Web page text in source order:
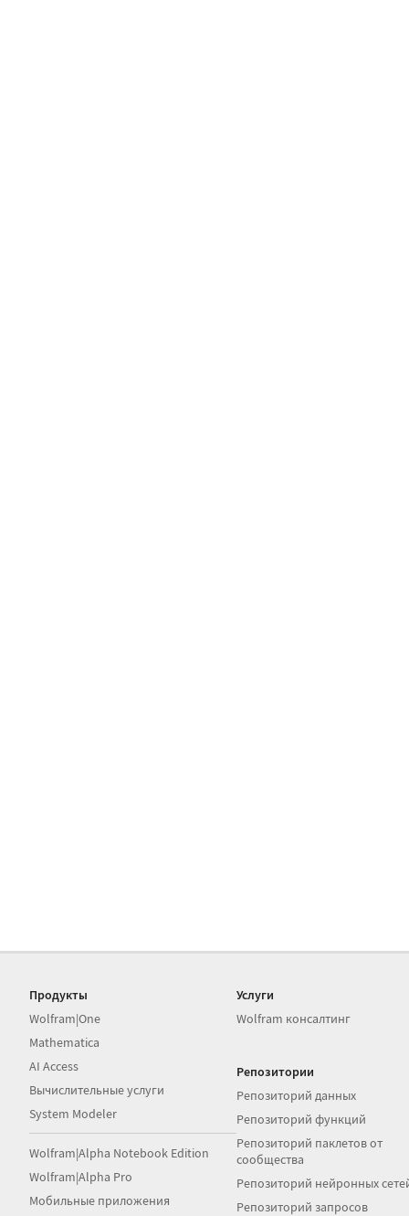
Продукты
Wolfram|One
Mathematica
AI Access
Вычислительные услуги
System Modeler
Wolfram|Alpha Notebook Edition
Wolfram|Alpha Pro
Мобильные приложения
Услуги
Wolfram консалтинг
Репозитории
Репозиторий данных
Репозиторий функций
Репозиторий паклетов от
сообщества
Репозиторий нейронных
Репозиторий запросов